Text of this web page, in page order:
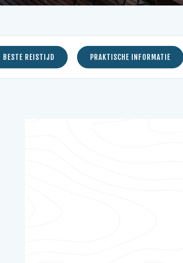
BESTE REISTIJD PRAKTISCHE INFORMATIE